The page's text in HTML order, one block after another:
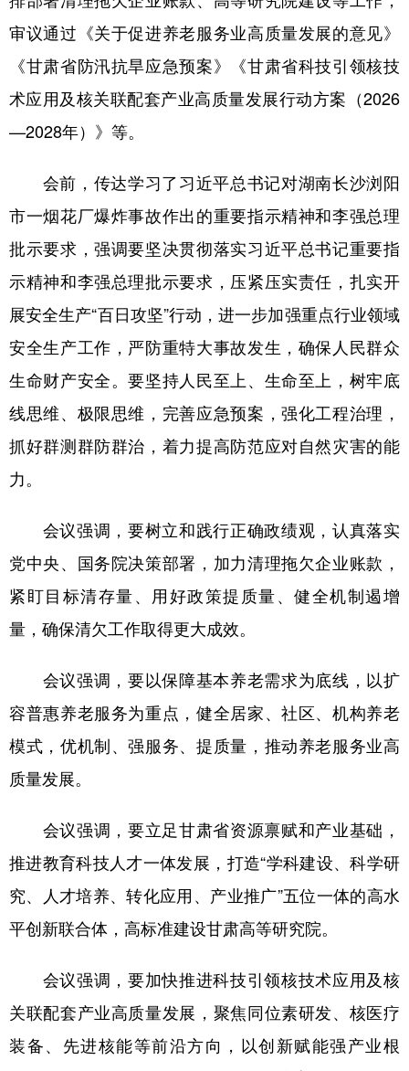
审议通过《关于促进养老服务业高质量发展的意见》
《甘肃省防汛抗旱应急预案》《甘肃省科技引领核技
术应用及核关联配套产业高质量发展行动方案（2026
—2028年）》等。
会前，传达学习了习近平总书记对湖南长沙浏阳
市一烟花厂爆炸事故作出的重要指示精神和李强总理
批示要求，强调要坚决贯彻落实习近平总书记重要指
示精神和李强总理批示要求，压紧压实责任，扎实开
展安全生产“百日攻坚”行动，进一步加强重点行业领域
安全生产工作，严防重特大事故发生，确保人民群众
生命财产安全。要坚持人民至上、生命至上，树牢底
线思维、极限思维，完善应急预案，强化工程治理，
抓好群测群防群治，着力提高防范应对自然灾害的能
力。
会议强调，要树立和践行正确政绩观，认真落实
党中央、国务院决策部署，加力清理拖欠企业账款，
紧盯目标清存量、用好政策提质量、健全机制遏增
量，确保清欠工作取得更大成效。
会议强调，要以保障基本养老需求为底线，以扩
容普惠养老服务为重点，健全居家、社区、机构养老
模式，优机制、强服务、提质量，推动养老服务业高
质量发展。
会议强调，要立足甘肃省资源禀赋和产业基础，
推进教育科技人才一体发展，打造“学科建设、科学研
究、人才培养、转化应用、产业推广”五位一体的高水
平创新联合体，高标准建设甘肃高等研究院。
会议强调，要加快推进科技引领核技术应用及核
关联配套产业高质量发展，聚焦同位素研发、核医疗
装备、先进核能等前沿方向，以创新赋能强产业根